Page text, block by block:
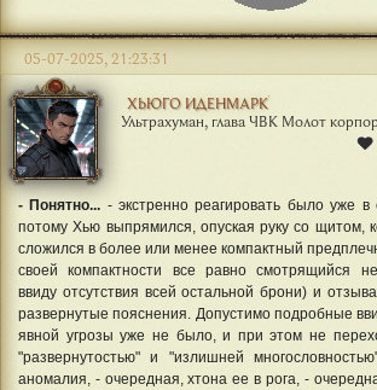
ХЬЮГО ИДЕНМАРК
Ультрахуман, глава ЧВК Молот
05-07-2025, 21:23:31
- Понятно... - экстренно реагировать было уже
потому Хью выпрямился, опуская руку со щитом,
сложился в более или менее компактный
своей компактности все равно смотрящийся
ввиду отсутствия всей остальной брони) и
развернутые пояснения. Допустимо подробные
явной угрозы уже не было, и при этом не
"развернутостью" и "излишней
аномалия, - очередная, хтона ее в рога, -